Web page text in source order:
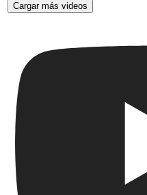
Cargar más videos